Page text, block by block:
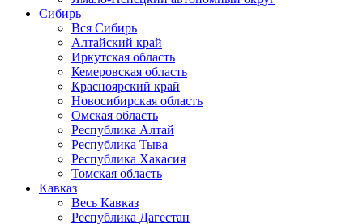
Сибирь
Вся Сибирь
Алтайский край
Иркутская область
Кемеровская область
Красноярский край
Новосибирская область
Омская область
Республика Алтай
Республика Тыва
Республика Хакасия
Томская область
Кавказ
Весь Кавказ
Республика Дагестан